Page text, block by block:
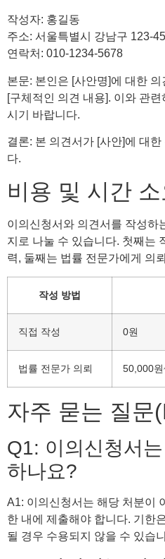
작성자: 홍길동
주소: 서울특별시 강남구 123-45
연락처: 010-1234-5678
본문: 본인은 [사안명]에 대한
[구체적인 의견 내용]. 이와 관
시기 바랍니다.
결론: 본 의견서가 [사안]에 대
다.
비용 및 시간 소
이의신청서와 의견서를 작성하
지로 나눌 수 있습니다. 첫째는
력, 둘째는 법률 전문가에게 의
작성 방법
직접 작성 0원
법률 전문가 의뢰 50,000
자주 묻는 질문
Q1: 이의신청서
하나요?
A1: 이의신청서는 해당 처분이
한 내에 제출해야 합니다. 기한
될 경우 수용되지 않을 수 있습